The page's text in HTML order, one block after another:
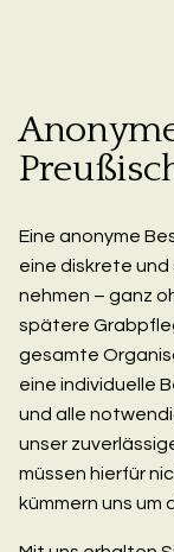
Eine anonyme
eine diskrete
nehmen – ganz
spätere
gesamte
eine individuelle
und alle
unser
müssen hierfür
kümmern uns um